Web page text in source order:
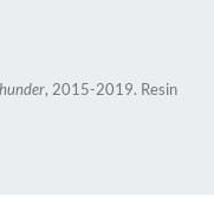
, 2015-2019. Resin